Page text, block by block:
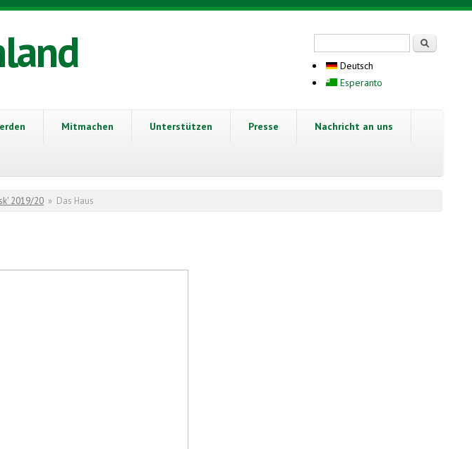
Deutsch
Esperanto
Mitmachen Unterstützen Presse Nachricht an uns
2019/20 » Das Haus